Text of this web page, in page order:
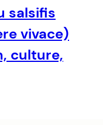
salsifis
vivace)
culture,